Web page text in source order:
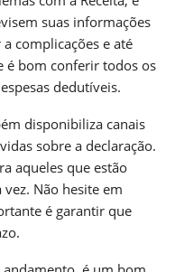
suas informações
complicações e até
é bom conferir todos os
dedutíveis.
disponibiliza canais
sobre a declaração.
aqueles que estão
Não hesite em
é garantir que